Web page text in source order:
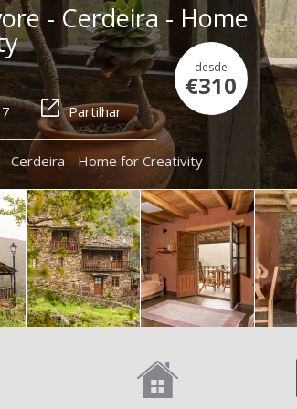
- Cerdeira - Home
Partilhar
desde
€310
Cerdeira - Home for Creativity